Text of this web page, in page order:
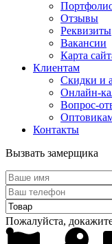
Отзывы
Реквизиты
Вакансии
Карта
Клиентам
Скидки и
Онлайн-
Вопрос-
Контакты
Вызвать замерщика
Пожалуйста,